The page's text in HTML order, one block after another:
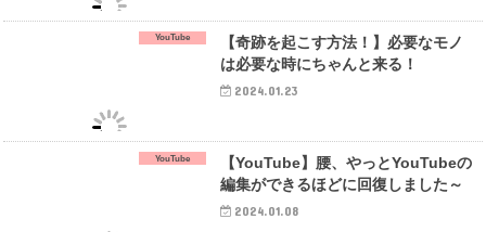
YouTube
【奇跡を起こす方法！】必要なモノ
は必要な時にちゃんと来る！
2024.01.23
YouTube
【YouTube】腰、やっとYouTubeの
編集ができるほどに回復しました～
2024.01.08